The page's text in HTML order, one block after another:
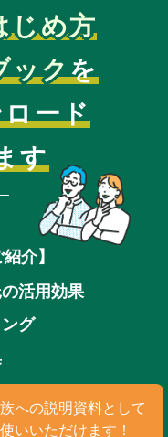
じめ方
ックを
ード
す
介】
活用効果
グ
への説明資料として
いいただけます！